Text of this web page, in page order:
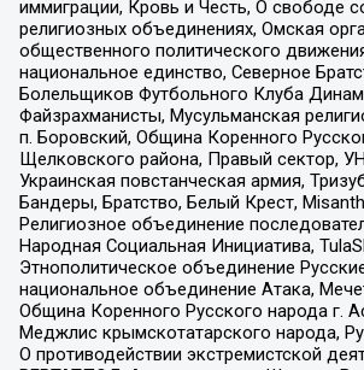
иммиграции, Кровь и Честь, О свободе
религиозных объединениях, Омская
общественного политического
национальное единство, Северное
Болельщиков Футбольного Клуба
Файзрахманисты, Мусульманская
п. Боровский, Община Коренного
Щелковского района, Правый сектор,
Украинская повстанческая армия,
Бандеры, Братство, Белый Крест,
Религиозное объединение
Народная Социальная Инициатива,
Этнополитическое объединение
национальное объединение Атака,
Община Коренного Русского народа г.
Меджлис крымскотатарского народа,
О противодействии экстремистской